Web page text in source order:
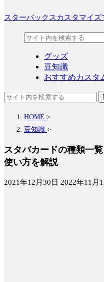
スターバックスカスタマイズ
グッズ
豆知識
おすすめカスタ
HOME >
豆知識 >
スタバカードの種類一
使い方を解説
2021年12月30日 2022年11月